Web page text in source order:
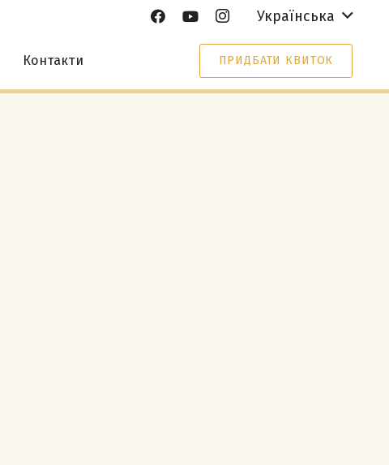
Українська
Контакти ПРИДБАТИ КВИТОК